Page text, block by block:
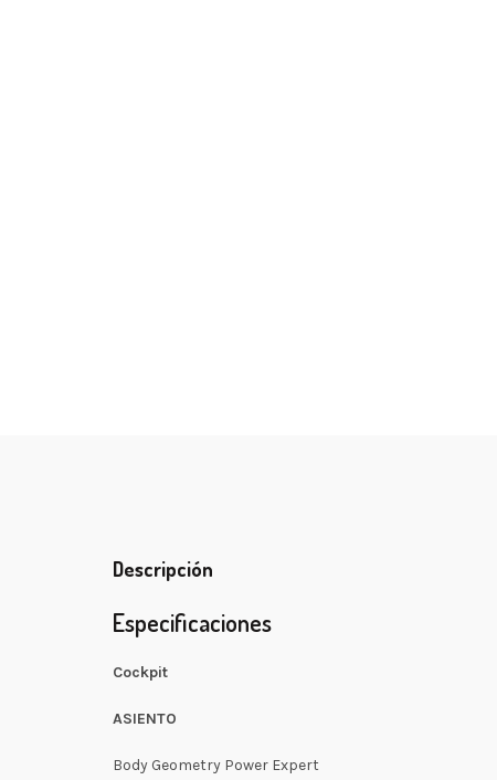
Descripción
Especificaciones
Cockpit
ASIENTO
Body Geometry Power Expert